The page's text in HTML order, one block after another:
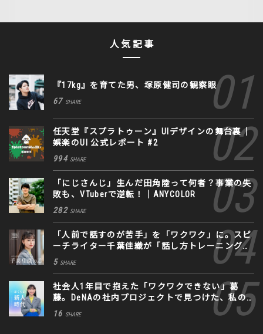
人気記事
『17kg』を育てた男、塚原健司の観察眼
67 SHARE
任天堂『スプラトゥーン』UIデザインの舞台裏｜
娯楽のUI 公式レポート #2
994 SHARE
「にじさんじ」生んだ田角陸って何者？事業の失
敗も、VTuberで逆転！｜ANYCOLOR
282 SHARE
「人前で話すのが苦手」を「ワクワク」に。スピ
ーチライター千葉佳織が「話し方トレーニング」
に込めた思い
5 SHARE
社会人1年目で抱えた「ワクワクできない」葛
藤。DeNAの社内プロジェクトで見つけた、私の
生きる道
16 SHARE